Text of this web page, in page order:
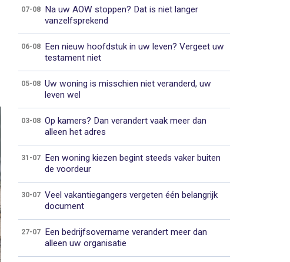
07-08 Na uw AOW stoppen? Dat is niet langer
vanzelfsprekend
06-08 Een nieuw hoofdstuk in uw leven? Vergeet uw
testament niet
05-08 Uw woning is misschien niet veranderd, uw
leven wel
03-08 Op kamers? Dan verandert vaak meer dan
alleen het adres
31-07 Een woning kiezen begint steeds vaker buiten
de voordeur
30-07 Veel vakantiegangers vergeten één belangrijk
document
27-07 Een bedrijfsovername verandert meer dan
alleen uw organisatie